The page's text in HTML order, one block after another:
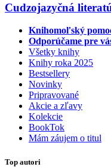
Cudzojazyčná
Knihomoľský
Odporúčame pre
Všetky knihy
Knihy roka 2025
Bestsellery
Novinky
Pripravované
Akcie a zľavy
Kolekcie
BookTok
Mám záujem o titul
Top autori